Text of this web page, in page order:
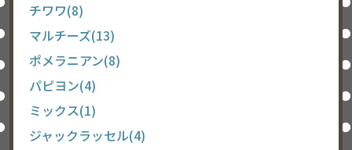
チワワ(8)
マルチーズ(13)
ポメラニアン(8)
パピヨン(4)
ミックス(1)
ジャックラッセル(4)